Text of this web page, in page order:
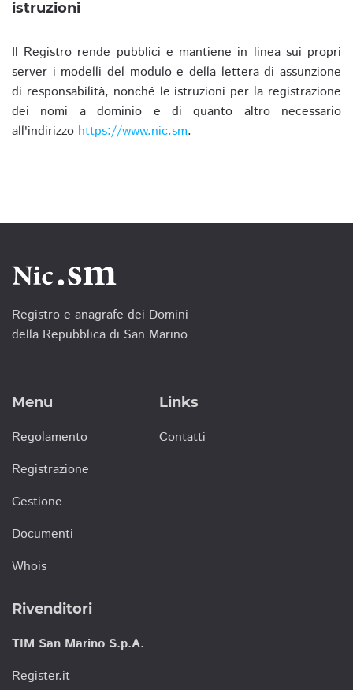
istruzioni
Il Registro rende pubblici e mantiene in linea sui propri
server i modelli del modulo e della lettera di assunzione
di responsabilità, nonché le istruzioni per la registrazione
dei nomi a dominio e di quanto altro necessario
all'indirizzo https://www.nic.sm.
Registro e anagrafe dei Domini
della Repubblica di San Marino
Menu
Regolamento
Registrazione
Gestione
Documenti
Whois
Links
Contatti
Rivenditori
TIM San Marino S.p.A.
Register.it